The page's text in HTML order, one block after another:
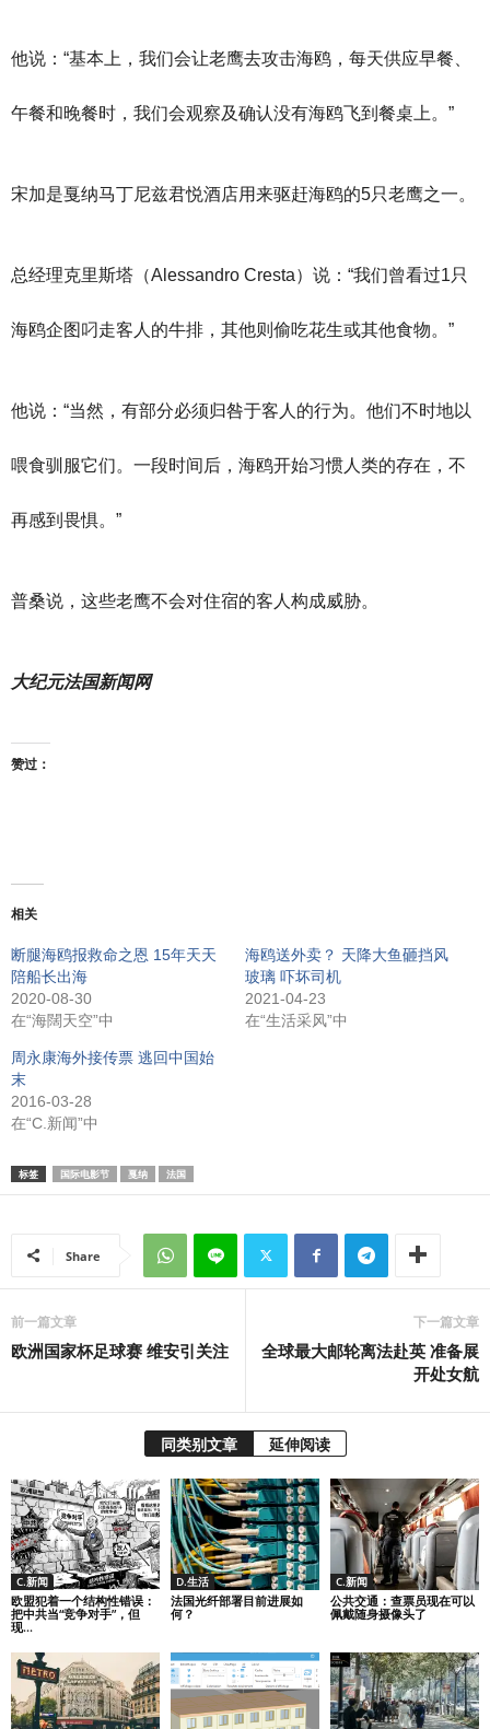
他说：“基本上，我们会让老鹰去攻击海鸥，每天供应早餐、
午餐和晚餐时，我们会观察及确认没有海鸥飞到餐桌上。”
宋加是戛纳马丁尼兹君悦酒店用来驱赶海鸥的5只老鹰之一。
总经理克里斯塔（Alessandro Cresta）说：“我们曾看过1只
海鸥企图叼走客人的牛排，其他则偷吃花生或其他食物。”
他说：“当然，有部分必须归咎于客人的行为。他们不时地以
喂食驯服它们。一段时间后，海鸥开始习惯人类的存在，不
再感到畏惧。”
普桑说，这些老鹰不会对住宿的客人构成威胁。
大纪元法国新闻网
赞过：
相关
断腿海鸥报救命之恩 15年天天
陪船长出海
2020-08-30
在“海闊天空”中
海鸥送外卖？ 天降大鱼砸挡风
玻璃 吓坏司机
2021-04-23
在“生活采风”中
周永康海外接传票 逃回中国始
末
2016-03-28
在“C.新闻”中
标签 国际电影节 戛纳 法国
Share
前一篇文章
欧洲国家杯足球赛 维安引关注
下一篇文章
全球最大邮轮离法赴英 准备展
开处女航
同类别文章 延伸阅读
C.新闻
欧盟犯着一个结构性错误：
把中共当“竞争对手”，但
现...
D.生活
法国光纤部署目前进展如
何？
C.新闻
公共交通：查票员现在可以
佩戴随身摄像头了